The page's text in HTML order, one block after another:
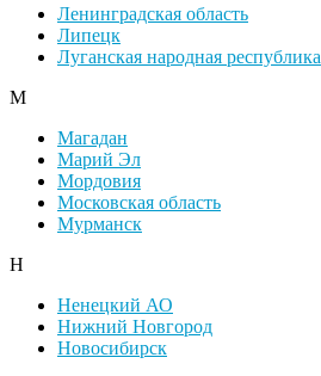
Ленинградская область
Липецк
Луганская народная республика
М
Магадан
Марий Эл
Мордовия
Московская область
Мурманск
Н
Ненецкий АО
Нижний Новгород
Новосибирск